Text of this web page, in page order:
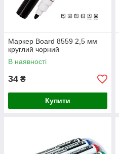
Маркер Board 8559 2,5 мм
круглий чорний
В наявності
34 ₴
Купити